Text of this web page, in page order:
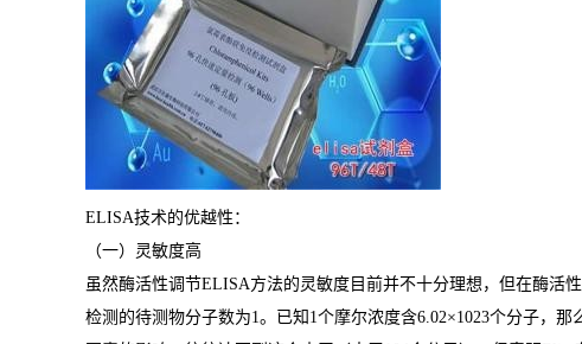
ELISA技术的优越性：
（一）灵敏度高
虽然酶活性调节ELISA方法的灵敏度目前并不十分理想，但在酶活
检测的待测物分子数为1 。已知 1 个摩尔浓度含6.02×1023个分子，那